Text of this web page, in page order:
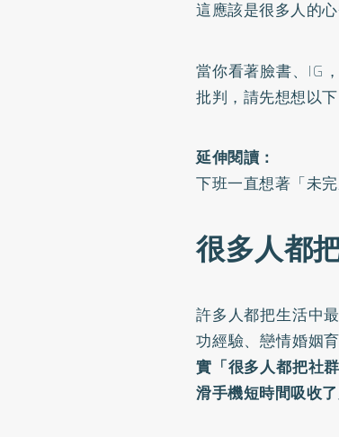
這應該是很多人的心
當你看著臉書、IG
批判，請先想想以
延伸閱讀：
下班一直想著「未
很多人都
許多人都把生活中
功經驗、戀情婚姻
實「很多人都把社
滑手機短時間吸收